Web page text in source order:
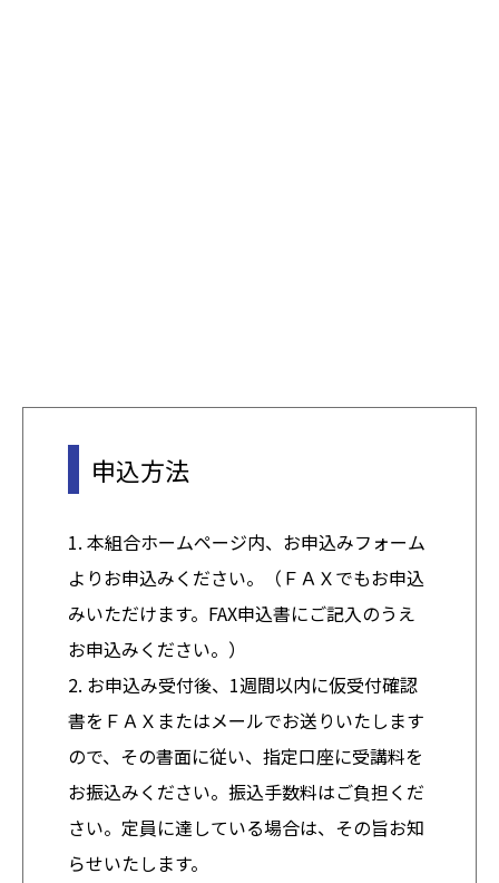
申込方法
1. 本組合ホームページ内、お申込みフォーム
よりお申込みください。（ＦＡＸでもお申込
みいただけます。FAX申込書にご記入のうえ
お申込みください。）
2. お申込み受付後、1週間以内に仮受付確認
書をＦＡＸまたはメールでお送りいたします
ので、その書面に従い、指定口座に受講料を
お振込みください。振込手数料はご負担くだ
さい。定員に達している場合は、その旨お知
らせいたします。